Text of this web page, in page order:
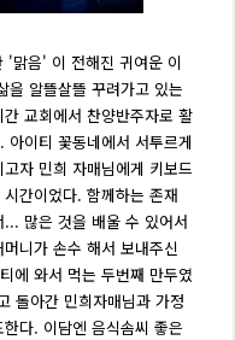
'맑음' 이 전해진 귀여운 이
을 알뜰살뜰 꾸려가고 있는
교회에서 찬양반주자로 활
이티 꽃동네에서 서투르게
자 민희 자매님에게 키보드
간이었다. 함께하는 존재
많은 것을 배울 수 있어서
니가 손수 해서 보내주신
에 와서 먹는 두번째 만두였
돌아간 민희자매님과 가정
다. 이담엔 음식솜씨 좋은